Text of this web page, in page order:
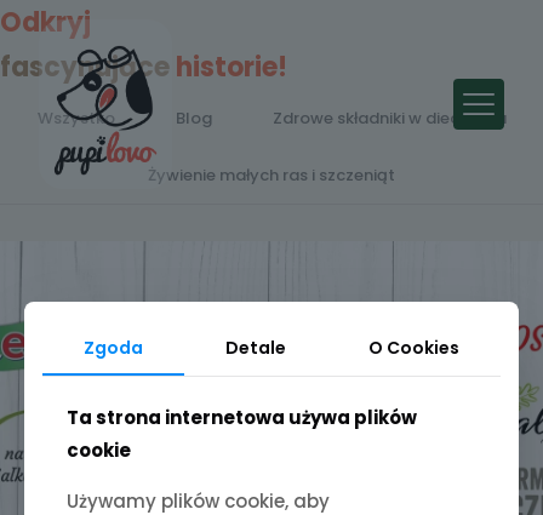
Odkryj
fascynującehistorie!
Wszystko Blog Zdrowe składniki w diecie psa
Żywienie małych ras i szczeniąt
Zgoda Detale O Cookies
Ta strona internetowa używa plików
cookie
Używamy plików cookie, aby